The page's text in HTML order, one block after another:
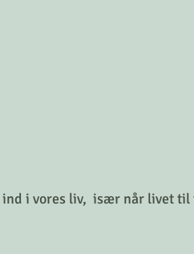
i vores liv,  især når livet